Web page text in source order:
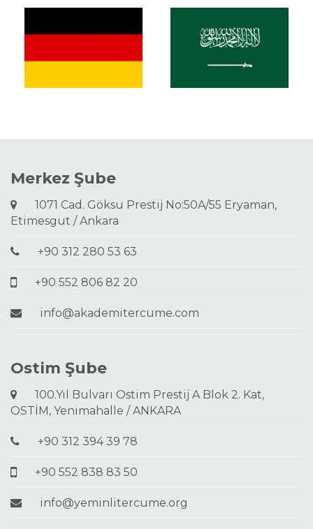
Merkez Şube
1071 Cad. Göksu Prestij No:50A/55 Eryaman,
Etimesgut / Ankara
+90 312 280 53 63
+90 552 806 82 20
info@akademitercume.com
Ostim Şube
100.Yıl Bulvarı Ostim Prestij A Blok 2. Kat,
OSTİM, Yenimahalle / ANKARA
+90 312 394 39 78
+90 552 838 83 50
info@yeminlitercume.org